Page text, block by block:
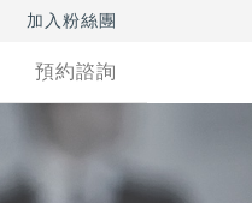
加入粉絲團
預約諮詢